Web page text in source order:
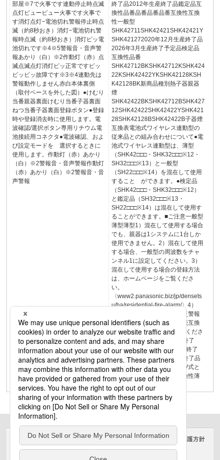
部屋※7で火事です連動停止時点滅
点灯ピューピュー火事です火事で
す消灯点灯−電池切れ警報停止時点
滅（約8秒おき）消灯−電池切れ警
報時点滅（約8秒おき）消灯ピッ電
池切れです※4※5警報音・音声警
報あかり（白）※2作動灯（赤）点
滅点滅点灯消灯ピッ正常ですピッ
ピッピッ故障です※3※4連動先は
警報動作しません赤白本体裏側
（取付ベースを外した図）●けむり
当番親器裏面けむり当番子器裏面
ねつ当番子器裏面登録ボタン●登録
時や登録消去時に使用します。電
波確認/選択ボタン専用リチウム電
池接続用コネクタ●電波確認、およ
び設定モードを 選択するときに
使用します。作動灯（赤）あかり
（白）※2警報音・音声警報作動灯
（赤）あかり（白）※2警報音・音
声警報
終了品2012年生産終了品鑑定品互
換性品番品番品番品番互換性互換
性一般型
SHK42711SHK42421SHK42421Y
SHK421272020年12月生産終了品
2026年3月生産終了予定品検定品
互換性品番
SHK42712BKSHK42712KSHK424
22KSHK42422YKSHK42128KSH
K42128BK新商品種別熱子器親器
煙
SHK42422BKSHK42712BSHK427
12SHK42422SHK42422YSHK421
28SHK42128BSHK42422B子器煙
互換表電池式ワイヤレス連動型の
従来品との組み合わせについて●電
池式ワイヤレス連動型は、薄型
（SHK42□□□・SHK32□□□※12・
SH32□□□※13）と一般型
（SH22□□□※14）を混在して使用
すること ができます。●検定品
（SHK42□□□・SHK32□□□※12）
と鑑定品（SH32□□□※13・
SH22□□□※14）は混在して使用す
ることができます。■ご注意一般型
薄型薄型1）混在して使用する場合
でも、親器は1システムに1台しか
使用できません。2）混在して使用
する場合、一般型の周波数をチャ
ンネル1に設定してください。3）
混在して使用する場合の登録方法
は、ホームページをご覧くださ
い。
〈www2.panasonic.biz/jp/densets
u/ha/residential-ﬁre-alarm/〉4）
AiSEG連携機能付住宅用火災警報
器と組み合わせる場合の接続互換
表については、 6頁をご覧くださ
い。※12）2019年8月生産終了
品 ※13）2014年12月生産終了
品 ※14）2012年9月生産終了品
※14電池式単独型・AC100V式と
は接続できません。品番互換性薄
サイトのご利用にあたって クッキーポリシー 個人情報保護方針
電気・建築設備（ビジネス）